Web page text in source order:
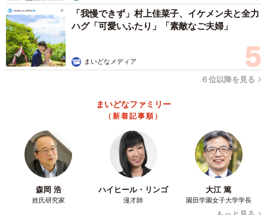
「我慢できず」村上佳菜子、イケメン夫と全力
ハグ「可愛いふたり」「素敵なご夫婦」
まいどなメディア
６位以降を見る
まいどなファミリー
（新着記事順）
森岡 浩
姓氏研究家
ハイヒール・リンゴ
漫才師
大江 篤
園田学園女子大学学長